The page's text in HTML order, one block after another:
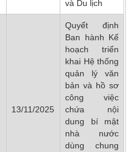
và Du lịch
13/11/2025
Quyết định
Ban hành Kế
hoạch triển
khai Hệ thống
quản lý văn
bản và hồ sơ
công việc
chứa nội
dung bí mật
nhà nước
dùng chung